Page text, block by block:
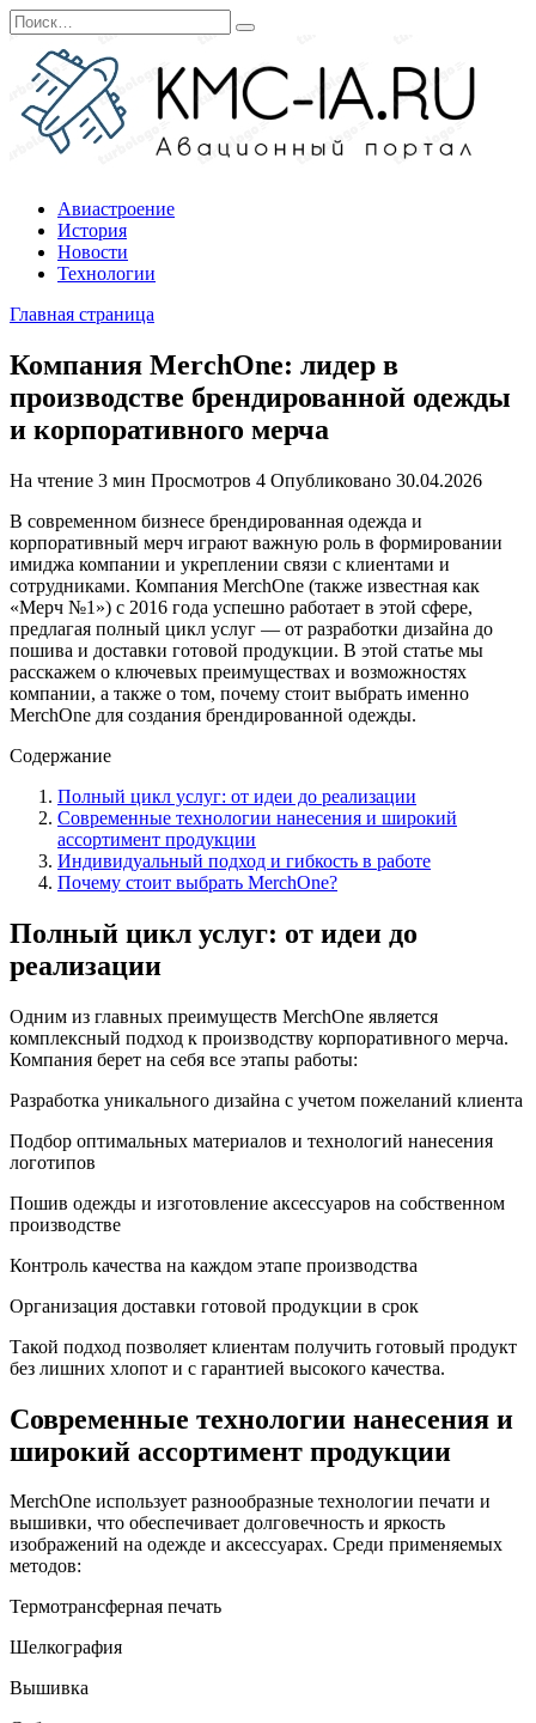
Перейти
к
содержанию
Search
for:
Авиастроение
История
Новости
Технологии
Главная страница
Компания MerchOne: лидер в
производстве брендированной одежды
и корпоративного мерча
На чтение 3 мин Просмотров 4 Опубликовано 30.04.2026
В современном бизнесе брендированная одежда и
корпоративный мерч играют важную роль в формировании
имиджа компании и укреплении связи с клиентами и
сотрудниками. Компания MerchOne (также известная как
«Мерч №1») с 2016 года успешно работает в этой сфере,
предлагая полный цикл услуг — от разработки дизайна до
пошива и доставки готовой продукции. В этой статье мы
расскажем о ключевых преимуществах и возможностях
компании, а также о том, почему стоит выбрать именно
MerchOne для создания брендированной одежды.
Содержание
Полный цикл услуг: от идеи до реализации
Современные технологии нанесения и широкий
ассортимент продукции
Индивидуальный подход и гибкость в работе
Почему стоит выбрать MerchOne?
Полный цикл услуг: от идеи до
реализации
Одним из главных преимуществ MerchOne является
комплексный подход к производству корпоративного мерча.
Компания берет на себя все этапы работы:
Разработка уникального дизайна с учетом пожеланий клиента
Подбор оптимальных материалов и технологий нанесения
логотипов
Пошив одежды и изготовление аксессуаров на собственном
производстве
Контроль качества на каждом этапе производства
Организация доставки готовой продукции в срок
Такой подход позволяет клиентам получить готовый продукт
без лишних хлопот и с гарантией высокого качества.
Современные технологии нанесения и
широкий ассортимент продукции
MerchOne использует разнообразные технологии печати и
вышивки, что обеспечивает долговечность и яркость
изображений на одежде и аксессуарах. Среди применяемых
методов:
Термотрансферная печать
Шелкография
Вышивка